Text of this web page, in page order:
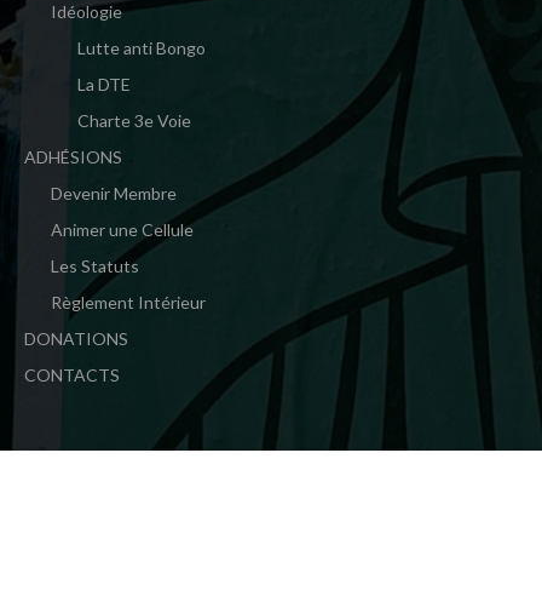
Idéologie
Lutte anti Bongo
La DTE
Charte 3e Voie
ADHÉSIONS
Devenir Membre
Animer une Cellule
Les Statuts
Règlement Intérieur
DONATIONS
CONTACTS